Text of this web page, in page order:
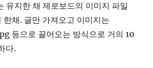
유지한 채 제로보드의 이미지 파일
한채. 글만 가져오고 이미지는
등으로 끌어오는 방식으로 거의 10
다.